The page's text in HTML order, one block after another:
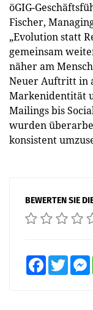
öGIG-
Fischer,
„Evolution statt
gemeinsam
näher am
Neuer Auftritt in
Markenidentität
Mailings bis
wurden
konsistent
BEWERTEN SIE
FacebookTwitter